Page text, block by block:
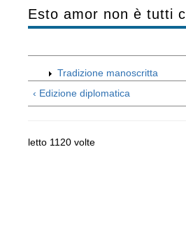
Esto amor non è tutti
Tradizione manoscritta
‹ Edizione diplomatica
letto 1120 volte